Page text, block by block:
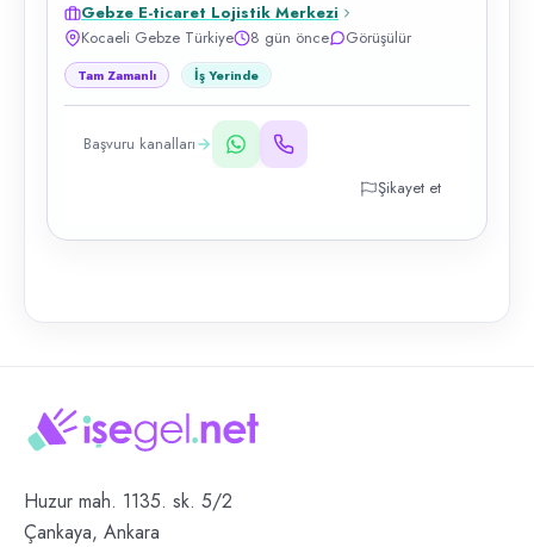
Gebze E-ticaret Lojistik Merkezi
Kocaeli Gebze Türkiye
8 gün önce Görüşülür
Tam Zamanlı İş Yerinde
Başvuru kanalları
Şikayet et
Huzur mah. 1135. sk. 5/2
Çankaya, Ankara